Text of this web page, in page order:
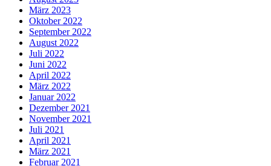
März 2023
Oktober 2022
September 2022
August 2022
Juli 2022
Juni 2022
April 2022
März 2022
Januar 2022
Dezember 2021
November 2021
Juli 2021
April 2021
März 2021
Februar 2021